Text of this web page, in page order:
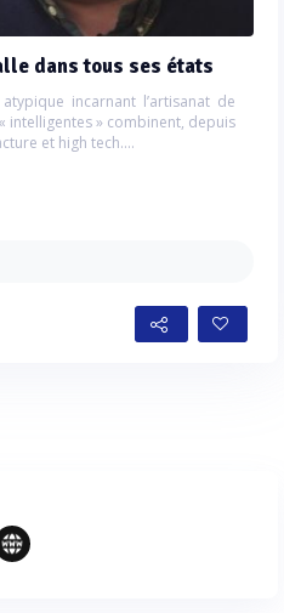
dans tous ses états
incarnant l’artisanat de
intelligentes » combinent, depuis
et high tech....